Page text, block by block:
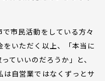
市民活動をしている方々
いただく以上、「本当に
ていいのだろうか」と、
自営業ではなくずっとサ